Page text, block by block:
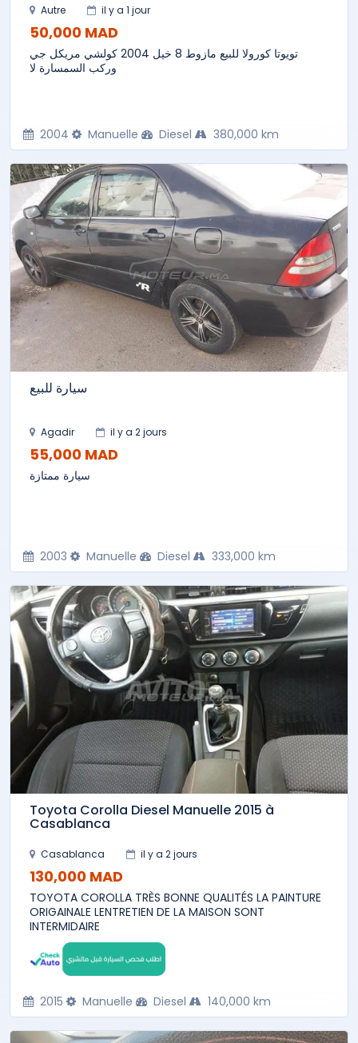
Autre il y a 1 jour
50,000 MAD
تويوتا كورولا للبيع مازوط 8 خيل 2004 كولشي مريكل جي
وركب السمسارة لا
2004 Manuelle Diesel 380,000 km
سيارة للبيع
Agadir il y a 2 jours
55,000 MAD
سيارة ممتازة
2003 Manuelle Diesel 333,000 km
Toyota Corolla Diesel Manuelle 2015 à
Casablanca
Casablanca il y a 2 jours
130,000 MAD
TOYOTA COROLLA TRÈS BONNE QUALITÉS LA PAINTURE
ORIGAINALE LENTRETIEN DE LA MAISON SONT
INTERMIDAIRE
2015 Manuelle Diesel 140,000 km